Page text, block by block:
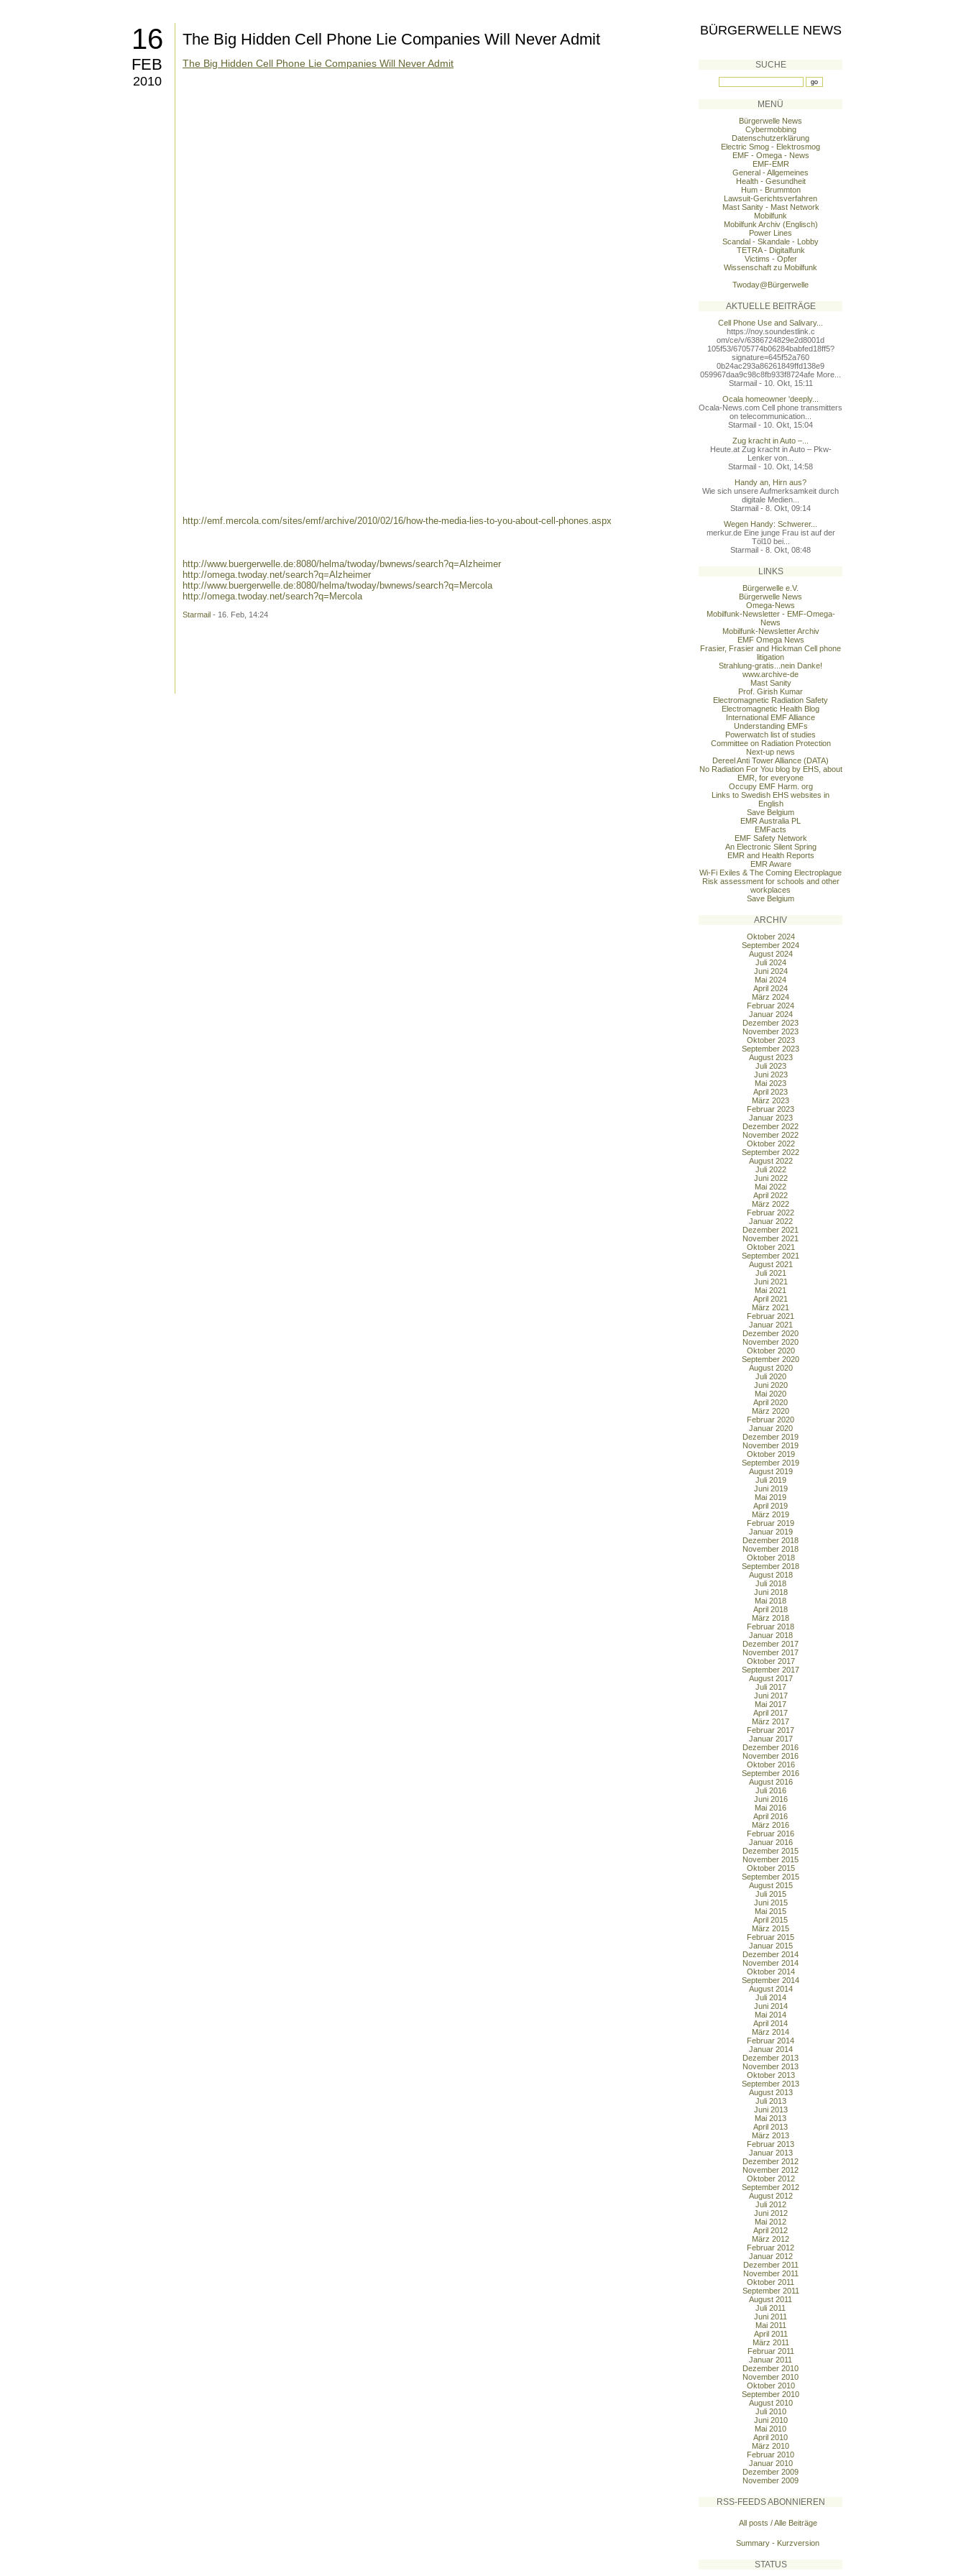
16
FEB
2010
The Big Hidden Cell Phone Lie Companies Will Never Admit
The Big Hidden Cell Phone Lie Companies Will Never Admit
http://emf.mercola.com/sites/emf/archive/2010/02/16/how-the-media-lies-to-you-about-cell-phones.aspx
http://www.buergerwelle.de:8080/helma/twoday/bwnews/search?q=Alzheimer
http://omega.twoday.net/search?q=Alzheimer
http://www.buergerwelle.de:8080/helma/twoday/bwnews/search?q=Mercola
http://omega.twoday.net/search?q=Mercola
Starmail - 16. Feb, 14:24
BÜRGERWELLE NEWS
SUCHE
MENÜ
Bürgerwelle News
Cybermobbing
Datenschutzerklärung
Electric Smog - Elektrosmog
EMF - Omega - News
EMF-EMR
General - Allgemeines
Health - Gesundheit
Hum - Brummton
Lawsuit-Gerichtsverfahren
Mast Sanity - Mast Network
Mobilfunk
Mobilfunk Archiv (Englisch)
Power Lines
Scandal - Skandale - Lobby
TETRA - Digitalfunk
Victims - Opfer
Wissenschaft zu Mobilfunk
Twoday@Bürgerwelle
AKTUELLE BEITRÄGE
Cell Phone Use and Salivary...
https://noy.soundestlink.c
om/ce/v/6386724829e2d8001d
105f53/6705774b06284babfed18ff5?
signature=645f52a760
0b24ac293a86261849ffd138e9
059967daa9c98c8fb933f8724afe More...
Starmail - 10. Okt, 15:11
Ocala homeowner 'deeply...
Ocala-News.com Cell phone transmitters
on telecommunication...
Starmail - 10. Okt, 15:04
Zug kracht in Auto –...
Heute.at Zug kracht in Auto – Pkw-
Lenker von...
Starmail - 10. Okt, 14:58
Handy an, Hirn aus?
Wie sich unsere Aufmerksamkeit durch
digitale Medien...
Starmail - 8. Okt, 09:14
Wegen Handy: Schwerer...
merkur.de Eine junge Frau ist auf der
Töl10 bei...
Starmail - 8. Okt, 08:48
LINKS
Bürgerwelle e.V.
Bürgerwelle News
Omega-News
Mobilfunk-Newsletter - EMF-Omega-
News
Mobilfunk-Newsletter Archiv
EMF Omega News
Frasier, Frasier and Hickman Cell phone
litigation
Strahlung-gratis...nein Danke!
www.archive-de
Mast Sanity
Prof. Girish Kumar
Electromagnetic Radiation Safety
Electromagnetic Health Blog
International EMF Alliance
Understanding EMFs
Powerwatch list of studies
Committee on Radiation Protection
Next-up news
Dereel Anti Tower Alliance (DATA)
No Radiation For You blog by EHS, about
EMR, for everyone
Occupy EMF Harm. org
Links to Swedish EHS websites in
English
Save Belgium
EMR Australia PL
EMFacts
EMF Safety Network
An Electronic Silent Spring
EMR and Health Reports
EMR Aware
Wi-Fi Exiles & The Coming Electroplague
Risk assessment for schools and other
workplaces
Save Belgium
ARCHIV
Oktober 2024
September 2024
August 2024
Juli 2024
Juni 2024
Mai 2024
April 2024
März 2024
Februar 2024
Januar 2024
Dezember 2023
November 2023
Oktober 2023
September 2023
August 2023
Juli 2023
Juni 2023
Mai 2023
April 2023
März 2023
Februar 2023
Januar 2023
Dezember 2022
November 2022
Oktober 2022
September 2022
August 2022
Juli 2022
Juni 2022
Mai 2022
April 2022
März 2022
Februar 2022
Januar 2022
Dezember 2021
November 2021
Oktober 2021
September 2021
August 2021
Juli 2021
Juni 2021
Mai 2021
April 2021
März 2021
Februar 2021
Januar 2021
Dezember 2020
November 2020
Oktober 2020
September 2020
August 2020
Juli 2020
Juni 2020
Mai 2020
April 2020
März 2020
Februar 2020
Januar 2020
Dezember 2019
November 2019
Oktober 2019
September 2019
August 2019
Juli 2019
Juni 2019
Mai 2019
April 2019
März 2019
Februar 2019
Januar 2019
Dezember 2018
November 2018
Oktober 2018
September 2018
August 2018
Juli 2018
Juni 2018
Mai 2018
April 2018
März 2018
Februar 2018
Januar 2018
Dezember 2017
November 2017
Oktober 2017
September 2017
August 2017
Juli 2017
Juni 2017
Mai 2017
April 2017
März 2017
Februar 2017
Januar 2017
Dezember 2016
November 2016
Oktober 2016
September 2016
August 2016
Juli 2016
Juni 2016
Mai 2016
April 2016
März 2016
Februar 2016
Januar 2016
Dezember 2015
November 2015
Oktober 2015
September 2015
August 2015
Juli 2015
Juni 2015
Mai 2015
April 2015
März 2015
Februar 2015
Januar 2015
Dezember 2014
November 2014
Oktober 2014
September 2014
August 2014
Juli 2014
Juni 2014
Mai 2014
April 2014
März 2014
Februar 2014
Januar 2014
Dezember 2013
November 2013
Oktober 2013
September 2013
August 2013
Juli 2013
Juni 2013
Mai 2013
April 2013
März 2013
Februar 2013
Januar 2013
Dezember 2012
November 2012
Oktober 2012
September 2012
August 2012
Juli 2012
Juni 2012
Mai 2012
April 2012
März 2012
Februar 2012
Januar 2012
Dezember 2011
November 2011
Oktober 2011
September 2011
August 2011
Juli 2011
Juni 2011
Mai 2011
April 2011
März 2011
Februar 2011
Januar 2011
Dezember 2010
November 2010
Oktober 2010
September 2010
August 2010
Juli 2010
Juni 2010
Mai 2010
April 2010
März 2010
Februar 2010
Januar 2010
Dezember 2009
November 2009
RSS-FEEDS ABONNIEREN
All posts / Alle Beiträge
Summary - Kurzversion
STATUS